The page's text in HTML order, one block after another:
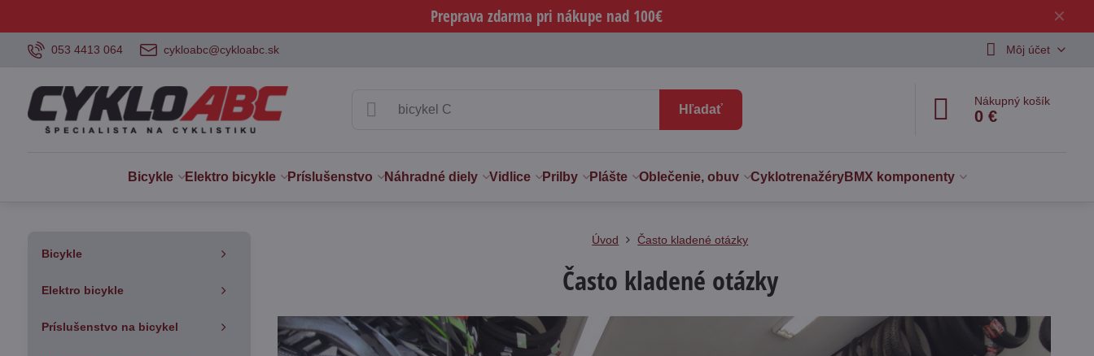
✕
Preprava zdarma pri nákupe nad 100€
053 4413 064 cykloabc@cykloabc.sk Môj účet
Hľadať
Nákupný košík
0 €
Bicykle Elektro bicykle Príslušenstvo Náhradné diely Vidlice Prilby Plášte Oblečenie, obuv CyklotrenažéryBMX komponenty
Úvod Často kladené otázky
Často kladené otázky
Bicykle
Elektro bicykle
Príslušenstvo na bicykel